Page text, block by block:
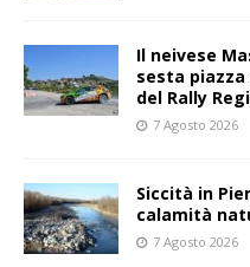
Il neivese
sesta
del Rally
7 Agosto 2026
Siccità in
calamità
7 Agosto 2026